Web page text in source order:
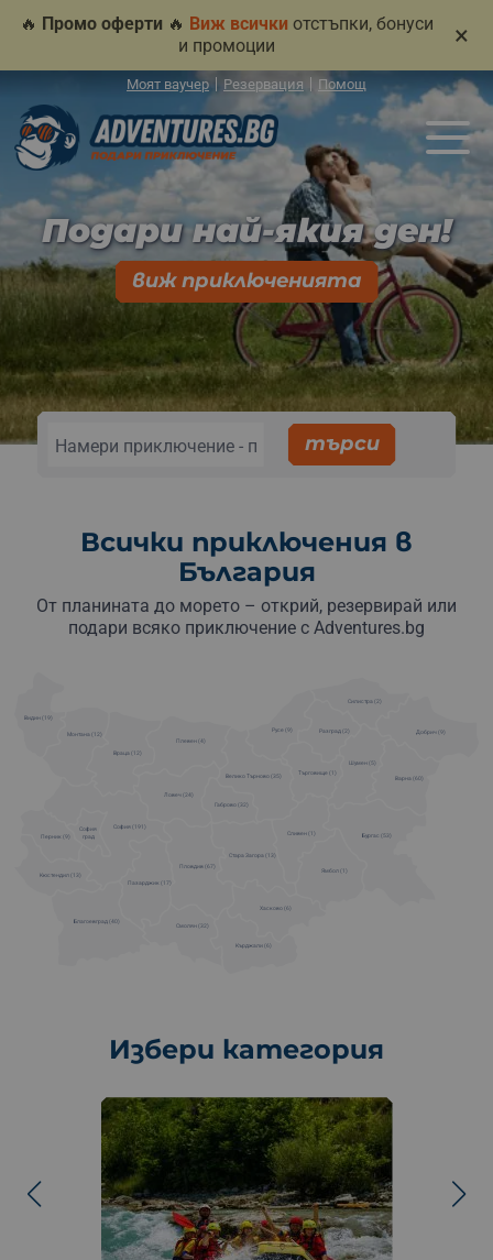
🔥 Промо оферти 🔥 Виж всички отстъпки, бонуси
и промоции
×
Моят ваучер Резервация Помощ
Подари най-якия ден!
виж приключенията
търси
Всички приключения в
България
От планината до морето – открий, резервирай или
подари всяко приключение с Adventures.bg
Бургас (53)
София (191)
Благоевград (40)
Пловдив (67)
Добрич (9)
Велико Търново (35)
Стара Загора (13)
Плевен (4)
Враца (12)
Ямбол (1)
Пазарджик (17)
Ловеч (24)
Варна (60)
Монтана (12)
Кърджали (6)
Хасково (6)
Сливен (1)
Смолян (32)
Шумен (5)
Видин (19)
Силистра (2)
Кюстендил (13)
Русе (9)
Търговище (1)
Разград (2)
Перник (9)
Габрово (32)
София
град
Избери категория